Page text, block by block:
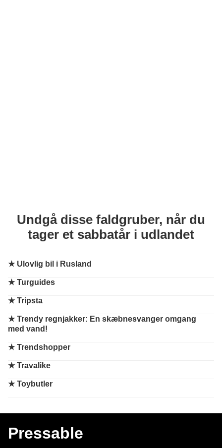
Undgå disse faldgruber, når du
tager et sabbatår i udlandet
★ Ulovlig bil i Rusland
★Turguides
★Tripsta
★Trendy regnjakker: En skæbnesvanger omgang
med vand!
★Trendshopper
★Travalike
★Toybutler
Pressable